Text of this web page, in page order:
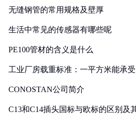
无缝钢管的常用规格及壁厚
生活中常见的传感器有哪些呢
PE100管材的含义是什么
工业厂房载重标准：一平方米能承
CONOSTAN公司简介
C13和C14插头国标与欧标的区别及